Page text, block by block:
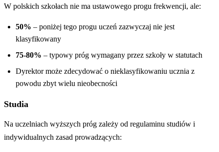
W polskich szkołach nie ma ustawowego progu frekwencji, ale:
50% – poniżej tego progu uczeń zazwyczaj nie jest
klasyfikowany
75-80% – typowy próg wymagany przez szkoły w statutach
Dyrektor może zdecydować o nieklasyfikowaniu ucznia z
powodu zbyt wielu nieobecności
Studia
Na uczelniach wyższych próg zależy od regulaminu studiów i
indywidualnych zasad prowadzących: